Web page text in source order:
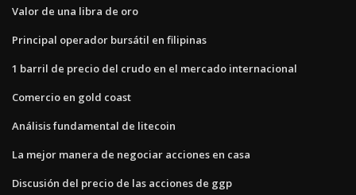
Valor de una libra de oro
Principal operador bursátil en filipinas
1 barril de precio del crudo en el mercado internacional
Comercio en gold coast
Análisis fundamental de litecoin
La mejor manera de negociar acciones en casa
Discusión del precio de las acciones de ggp